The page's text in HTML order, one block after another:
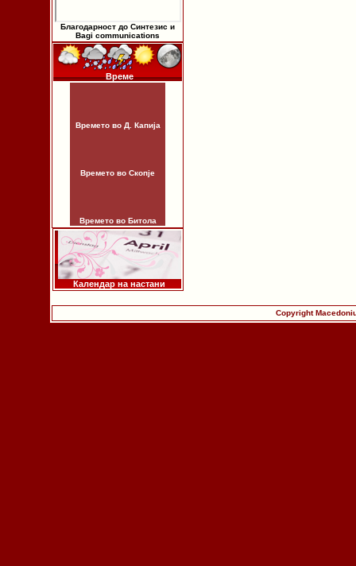
Благодарност до Синтезис и
Bagi communications
Време
Времето во Д. Капија
Времето во Скопје
Времето во Битола
Календар на настани
Copyright